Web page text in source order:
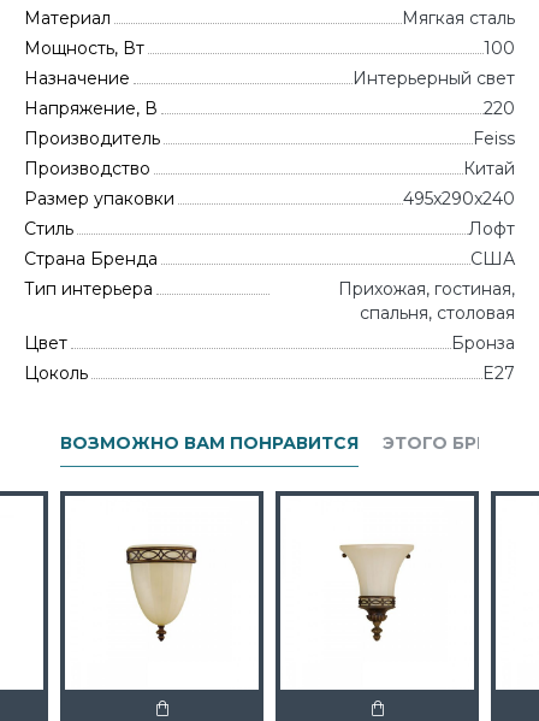
Материал
Мягкая сталь
Мощность, Вт
100
Назначение
Интерьерный свет
Напряжение, В
220
Производитель
Feiss
Производство
Китай
Размер упаковки
495x290x240
Стиль
Лофт
Страна Бренда
CША
Тип интерьера
Прихожая, гостиная,
спальня, столовая
Цвет
Бронза
Цоколь
E27
ВОЗМОЖНО ВАМ ПОНРАВИТСЯ ЭТОГО БРЕНДА